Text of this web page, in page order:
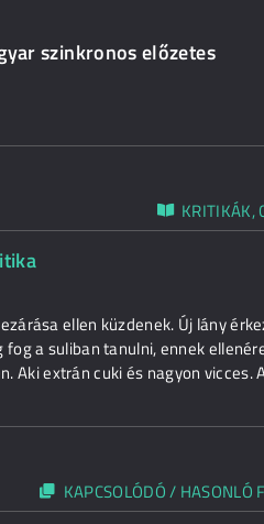
szinkronos előzetes
KRITIKÁK,
ellen küzdenek. Új lány
a suliban tanulni, ennek
Aki extrán cuki és nagyon vicces.
KAPCSOLÓDÓ / HASONLÓ